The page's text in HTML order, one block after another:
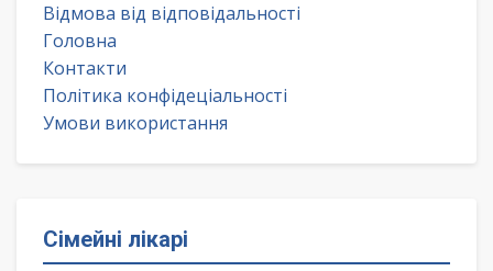
Відмова від відповідальності
Головна
Контакти
Політика конфідеціальності
Умови використання
Сімейні лікарі